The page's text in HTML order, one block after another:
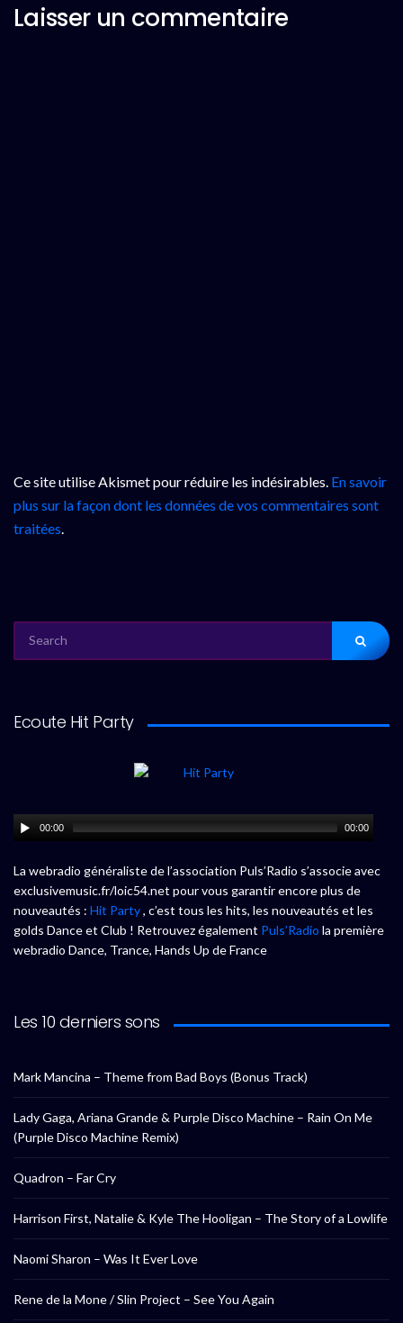
Laisser un commentaire
Ce site utilise Akismet pour réduire les indésirables. En savoir
plus sur la façon dont les données de vos commentaires sont
traitées.
FOR:
Ecoute Hit Party
00:00 00:00
La webradio généraliste de l’association Puls’Radio s’associe avec
exclusivemusic.fr/loic54.net pour vous garantir encore plus de
nouveautés : Hit Party, c’est tous les hits, les nouveautés et les
golds Dance et Club ! Retrouvez également Puls’Radio la première
webradio Dance, Trance, Hands Up de France
Les 10 derniers sons
Mark Mancina – Theme from Bad Boys (Bonus Track)
Lady Gaga, Ariana Grande & Purple Disco Machine – Rain On Me
(Purple Disco Machine Remix)
Quadron – Far Cry
Harrison First, Natalie & Kyle The Hooligan – The Story of a Lowlife
Naomi Sharon – Was It Ever Love
Rene de la Mone / Slin Project – See You Again